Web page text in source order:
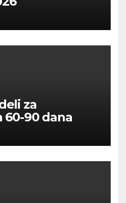
za
60-90 dana